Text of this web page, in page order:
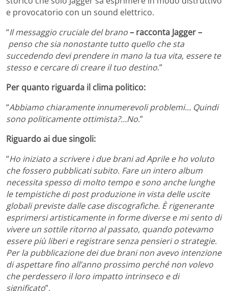
e provocatorio con un sound elettrico.
“Il messaggio cruciale del brano– racconta Jagger –
penso che sia nonostante tutto quello che sta
succedendo devi prendere in mano la tua vita, essere te
stesso e cercare di creare il tuo destino.”
Per quanto riguarda il clima politico:
“Abbiamo chiaramente innumerevoli problemi… Quindi
sono politicamente ottimista?…No.”
Riguardo ai due singoli:
“Ho iniziato a scrivere i due brani ad Aprile e ho voluto
che fossero pubblicati subito. Fare un intero album
necessita spesso di molto tempo e sono anche lunghe
le tempistiche di post produzione in vista delle uscite
globali previste dalle case discografiche. È rigenerante
esprimersi artisticamente in forme diverse e mi sento di
vivere un sottile ritorno al passato, quando potevamo
essere più liberi e registrare senza pensieri o strategie.
Per la pubblicazione dei due brani non avevo intenzione
di aspettare fino all’anno prossimo perché non volevo
che perdessero il loro impatto intrinseco e di
significato”.